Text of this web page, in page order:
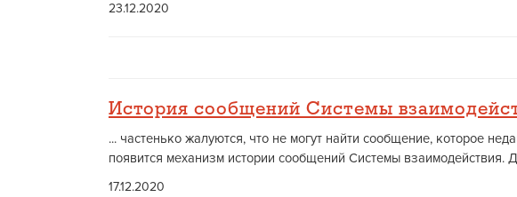
23.12.2020
История сообщений Системы
... частенько жалуются, что не могут найти сообщение, которое
появится механизм истории сообщений Системы взаимодействия.
17.12.2020